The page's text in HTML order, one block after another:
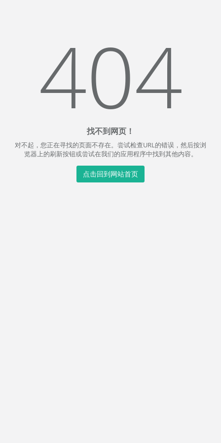
404
找不到网页！
对不起，您正在寻找的页面不存在。尝试检查URL的错误，然后按浏
览器上的刷新按钮或尝试在我们的应用程序中找到其他内容。
点击回到网站首页